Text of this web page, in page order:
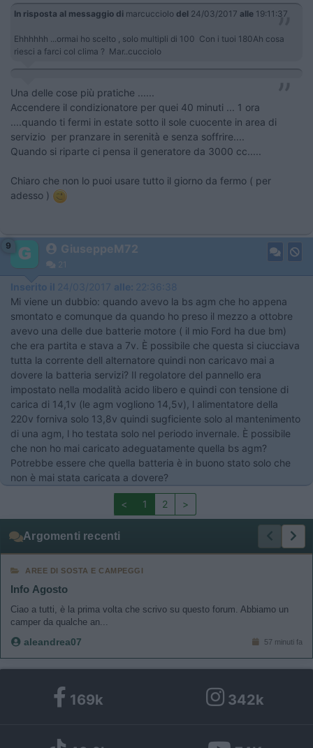
In risposta al messaggio di marcucciolo del 24/03/2017 alle 19:11:37
Ehhhhhh ...ormai ho scelto , solo multipli di 100 Con i tuoi 180Ah cosa
riesci a farci col clima ? Mar..cucciolo
Una delle cose più pratiche ......
​Accendere il condizionatore per quei 40 minuti ... 1 ora
....quando ti fermi in estate sotto il sole cuocente in area di
servizio per pranzare in serenità e senza soffrire....
​Quando si riparte ci pensa il generatore da 3000 cc.....
​Chiaro che non lo puoi usare tutto il giorno da fermo ( per
adesso )
9 GiuseppeM72
21
Inserito il 24/03/2017 alle: 22:36:38
Mi viene un dubbio: quando avevo la bs agm che ho appena
smontato e comunque da quando ho preso il mezzo a ottobre
avevo una delle due batterie motore ( il mio Ford ha due bm)
che era partita e stava a 7v. È possibile che questa si ciucciava
tutta la corrente dell alternatore quindi non caricavo mai a
dovere la batteria servizi? Il regolatore del pannello era
impostato nella modalità acido libero e quindi con tensione di
carica di 14,1v (le agm vogliono 14,5v), l alimentatore della
220v forniva solo 13,8v quindi sugficiente solo al mantenimento
di una agm, l ho testata solo nel periodo invernale. È possibile
che non ho mai caricato adeguatamente quella bs agm?
Potrebbe essere che quella batteria è in buono stato solo che
non è mai stata caricata a dovere?
< 1 2 >
Argomenti recenti
AREE DI SOSTA E CAMPEGGI
Info Agosto
Ciao a tutti, è la prima volta che scrivo su questo forum. Abbiamo un
camper da qualche an...
aleandrea07 57 minuti fa
169k 342k